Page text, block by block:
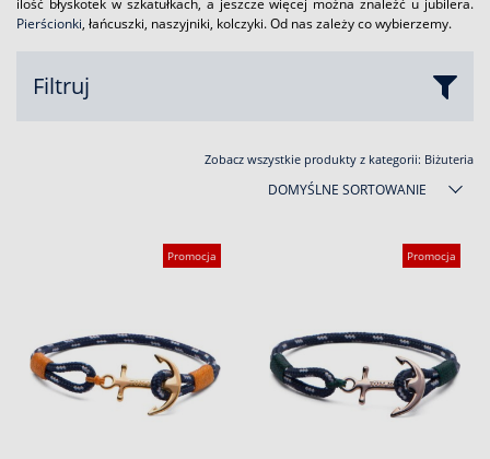
ilość błyskotek w szkatułkach, a jeszcze więcej można znaleźć u jubilera.
Pierścionki, łańcuszki, naszyjniki, kolczyki. Od nas zależy co wybierzemy.
Filtruj
Zobacz wszystkie produkty z kategorii: Biżuteria
DOMYŚLNE SORTOWANIE
Promocja Promocja